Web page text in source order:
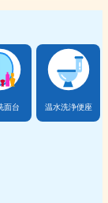
面台 温水洗浄便座